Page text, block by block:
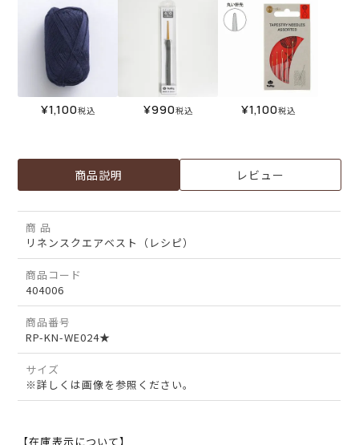
¥1,100税込 ¥990税込 ¥1,100税込
商品説明 レビュー
商 品
リネンスクエアベスト（レシピ）
商品コード
404006
商品番号
RP-KN-WE024★
サイズ
※詳しくは画像を参照ください。
【在庫表示について】